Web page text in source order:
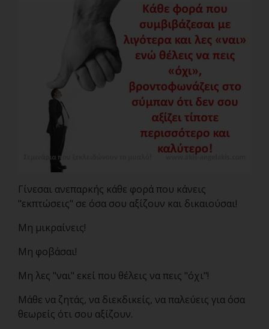
Γίνεσαι ανεπαρκής κάθε φορά που κάνεις
"εκπτώσεις" σε όσα σου αξίζουν και δικαιούσαι!
Μη μικραίνεις!
Μη φοβάσαι!
Μη λες "ναι" εκεί που θέλεις να πεις "όχι"!
Μάθε να ζητάς, να διεκδικείς, να παλεύεις για όσα
θεωρείς ότι σου αξίζουν.